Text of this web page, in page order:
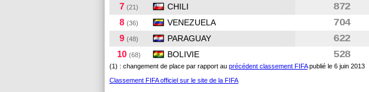
7 (21) CHILI 872
8 (36) VENEZUELA 704
9 (48) PARAGUAY 622
10 (68) BOLIVIE 528
(1) : changement de place par rapport au précédent classement FIFApublié le 6 juin 2013
Classement FIFA officiel sur le site de la FIFA